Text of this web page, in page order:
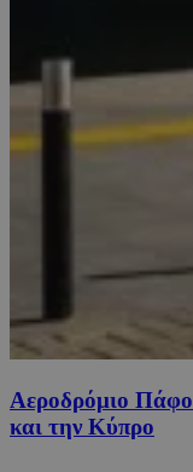
Αεροδρόμιο
και την Κύπρο